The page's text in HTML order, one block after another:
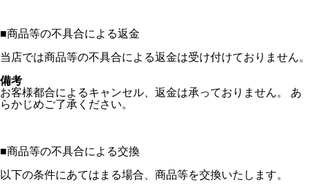
■商品等の不具合による返金
当店では商品等の不具合による返金は受け付けておりません。
備考
お客様都合によるキャンセル、返金は承っておりません。 あ
らかじめご了承ください。
■商品等の不具合による交換
以下の条件にあてはまる場合、商品等を交換いたします。